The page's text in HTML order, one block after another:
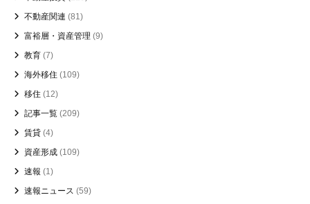
不動産関連 (81)
富裕層・資産管理 (9)
教育 (7)
海外移住 (109)
移住 (12)
記事一覧 (209)
賃貸 (4)
資産形成 (109)
速報 (1)
速報ニュース (59)